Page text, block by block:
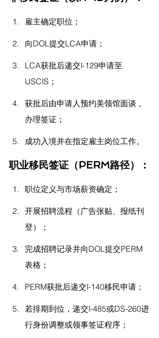
雇主确定职位；
向DOL提交LCA申请；
LCA获批后递交I-129申请至
USCIS；
获批后由申请人预约美领馆面谈，
办理签证；
成功入境并在指定雇主岗位工作。
职业移民签证（PERM路径）：
职位定义与市场薪资确定；
开展招聘流程（广告张贴、报纸刊
登）；
完成招聘记录并向DOL提交PERM
表格；
PERM获批后递交I-140移民申请；
若排期到位，递交I-485或DS-260进
行身份调整或领事签证程序；